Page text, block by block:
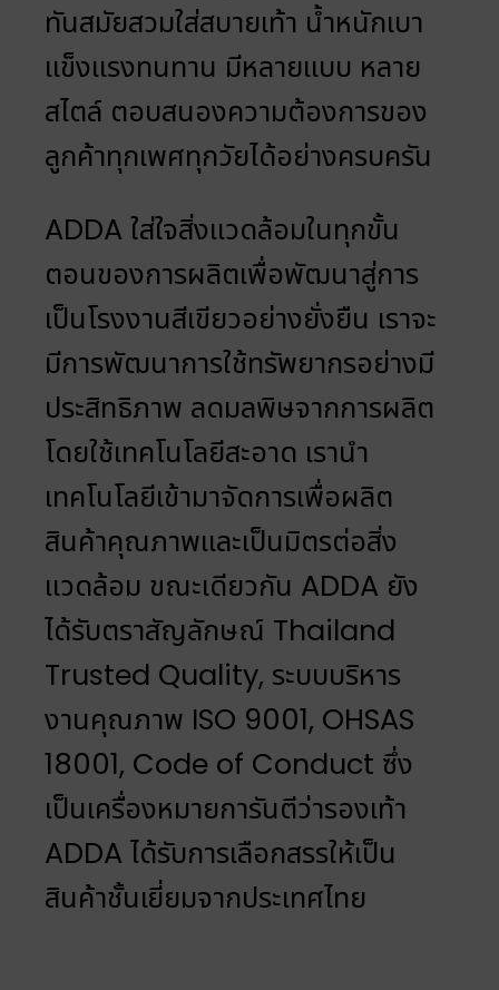
ทันสมัยสวมใส่สบายเท้า น้ำหนักเบา
แข็งแรงทนทาน มีหลายแบบ หลาย
สไตล์ ตอบสนองความต้องการของ
ลูกค้าทุกเพศทุกวัยได้อย่างครบครัน
ADDA ใส่ใจสิ่งแวดล้อมในทุกขั้น
ตอนของการผลิตเพื่อพัฒนาสู่การ
เป็นโรงงานสีเขียวอย่างยั่งยืน เราจะ
มีการพัฒนาการใช้ทรัพยากรอย่างมี
ประสิทธิภาพ ลดมลพิษจากการผลิต
โดยใช้เทคโนโลยีสะอาด เรานำ
เทคโนโลยีเข้ามาจัดการเพื่อผลิต
สินค้าคุณภาพและเป็นมิตรต่อสิ่ง
แวดล้อม ขณะเดียวกัน ADDA ยัง
ได้รับตราสัญลักษณ์ Thailand
Trusted Quality, ระบบบริหาร
งานคุณภาพ ISO 9001, OHSAS
18001, Code of Conduct ซึ่ง
เป็นเครื่องหมายการันตีว่ารองเท้า
ADDA ได้รับการเลือกสรรให้เป็น
สินค้าชั้นเยี่ยมจากประเทศไทย